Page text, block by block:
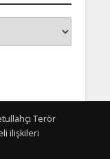
Terör
ilişkileri